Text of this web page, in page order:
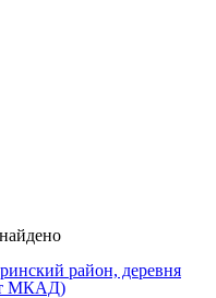
район, деревня
МКАД)